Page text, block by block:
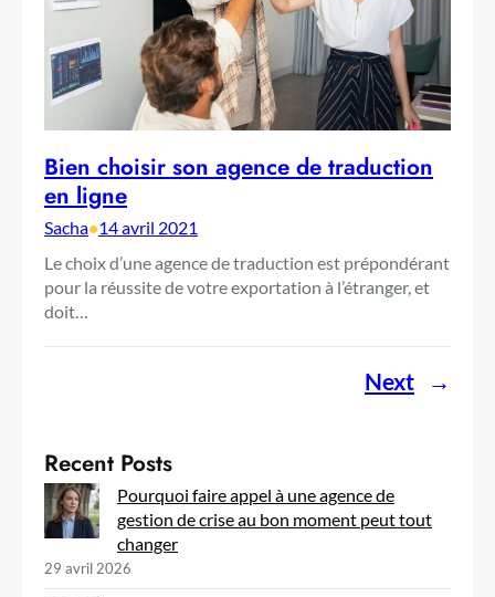
Bien choisir son agence de traduction
en ligne
Sacha•14 avril 2021
Le choix d’une agence de traduction est prépondérant
pour la réussite de votre exportation à l’étranger, et
doit…
Next →
Recent Posts
Pourquoi faire appel à une agence de
gestion de crise au bon moment peut tout
changer
29 avril 2026